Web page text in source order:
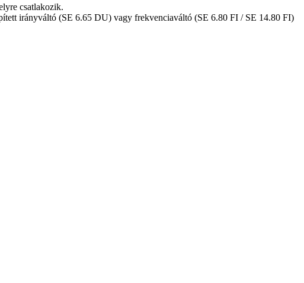
csatlakozik.
irányváltó (SE 6.65 DU) vagy frekvenciaváltó (SE 6.80 FI / SE 14.80 FI)